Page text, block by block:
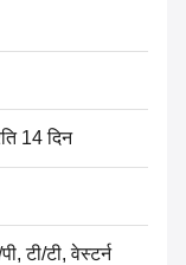
14 दिन
टी/टी, वेस्टर्न